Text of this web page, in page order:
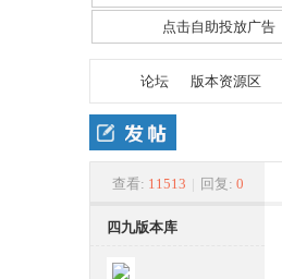
点击自助投放广告
»
论坛 版本资源区
查看: 11513 | 回复: 0
四九版本库